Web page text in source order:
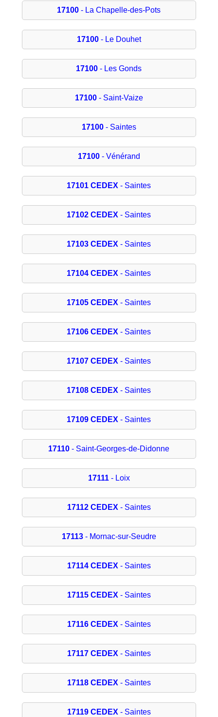
17100 - La Chapelle-des-Pots
17100- Le Douhet
17100 - Les Gonds
17100- Saint-Vaize
17100- Saintes
17100- Vénérand
17101 CEDEX - Saintes
17102 CEDEX - Saintes
17103 CEDEX - Saintes
17104 CEDEX - Saintes
17105 CEDEX - Saintes
17106 CEDEX - Saintes
17107 CEDEX - Saintes
17108 CEDEX - Saintes
17109 CEDEX - Saintes
17110 - Saint-Georges-de-Didonne
17111- Loix
17112 CEDEX - Saintes
17113- Mornac-sur-Seudre
17114 CEDEX - Saintes
17115 CEDEX - Saintes
17116 CEDEX - Saintes
17117 CEDEX - Saintes
17118 CEDEX - Saintes
17119 CEDEX - Saintes